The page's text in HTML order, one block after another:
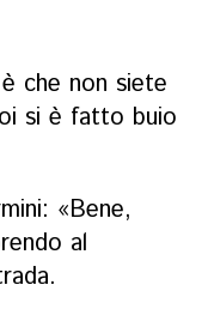
che non siete
si è fatto buio
«Bene,
al